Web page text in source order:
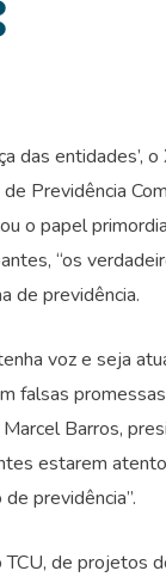
das entidades’,
Previdência
o papel
“os
de previdência.
voz e seja
falsas
Barros,
estarem
previdência”.
de projetos